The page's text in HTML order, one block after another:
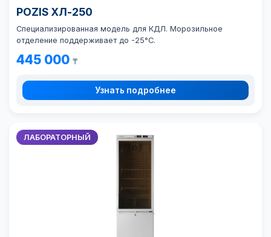
POZIS ХЛ-250
Специализированная модель для КДЛ. Морозильное
отделение поддерживает до -25°C.
445 000 ₸
Узнать подробнее
ЛАБОРАТОРНЫЙ